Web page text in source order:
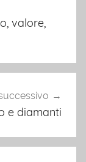
valore,
e diamanti